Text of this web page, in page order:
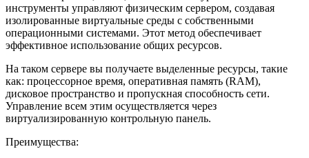
инструменты управляют физическим сервером, создавая
изолированные виртуальные среды с собственными
операционными системами. Этот метод обеспечивает
эффективное использование общих ресурсов.
На таком сервере вы получаете выделенные ресурсы, такие
как: процессорное время, оперативная память (RAM),
дисковое пространство и пропускная способность сети.
Управление всем этим осуществляется через
виртуализированную контрольную панель.
Преимущества: